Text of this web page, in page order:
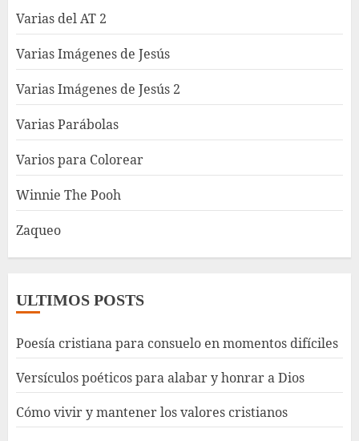
Varias del AT 2
Varias Imágenes de Jesús
Varias Imágenes de Jesús 2
Varias Parábolas
Varios para Colorear
Winnie The Pooh
Zaqueo
ULTIMOS POSTS
Poesía cristiana para consuelo en momentos difíciles
Versículos poéticos para alabar y honrar a Dios
Cómo vivir y mantener los valores cristianos